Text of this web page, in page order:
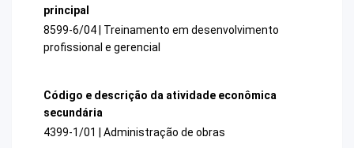
principal
8599-6/04 | Treinamento em desenvolvimento
profissional e gerencial
Código e descrição da atividade econômica
secundária
4399-1/01 | Administração de obras